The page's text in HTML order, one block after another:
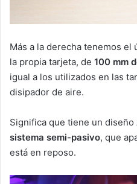
Más a la derecha tenemos
la propia tarjeta, de 100 mm
igual a los utilizados en las
disipador de aire.
Significa que tiene un diseño
sistema semi-pasivo, que
está en reposo.